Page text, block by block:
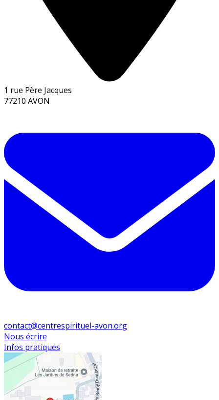
1 rue Père Jacques
77210 AVON
contact@centrespirituel-avon.org
Nous écrire
Infos pratiques